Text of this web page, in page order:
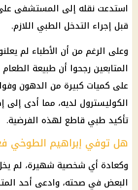
استدعت نقله إلى المستشفى
قبل إجراء التدخل الطبي اللازم.
وعلى الرغم من أن الأطباء لم
المتابعين رجحوا أن طبيعة
على كميات كبيرة من الدهون
الكوليسترول لديه، مما أدى
تأكيد طبي قاطع لهذه الفرضية.
هل توفي إبراهيم الطوخي
وكعادة أي شخصية شهيرة، لم
البعض في صحته، وادعى أحد